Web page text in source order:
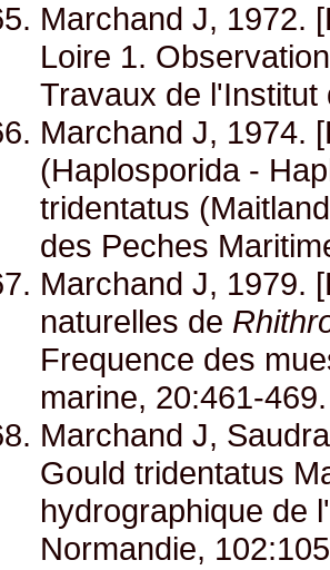
Marchand J, 1972.
Loire 1.
Travaux de
Marchand J, 1974.
(Haplosporida -
tridentatus
des Peches
Marchand J, 1979.
naturelles de
Frequence des
marine, 20:461-469.
Marchand J,
Gould tridentatus
hydrographique de
Normandie,